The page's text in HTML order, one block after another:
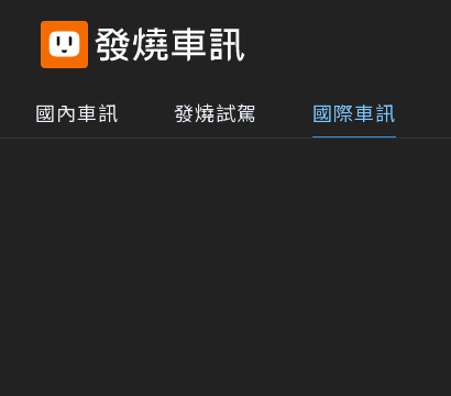
國內車訊 發燒試駕 國際車訊